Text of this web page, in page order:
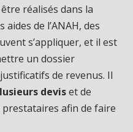
réalisés dans la
de l’ANAH, des
s’appliquer, et il est
un dossier
de revenus. Il
deviset de
afin de faire